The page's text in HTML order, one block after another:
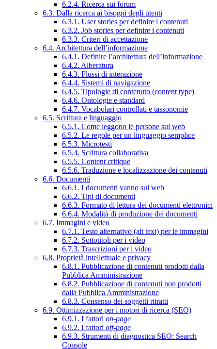
6.2.4. Ricerca sui forum
6.3. Dalla ricerca ai bisogni degli utenti
6.3.1. User stories per definire i contenuti
6.3.2. Job stories per definire i contenuti
6.3.3. Criteri di accettazione
6.4. Architettura dell’informazione
6.4.1. Definire l’architettura dell’informazione
6.4.2. Alberatura
6.4.3. Flussi di interazione
6.4.4. Sistemi di navigazione
6.4.5. Tipologie di contenuto (content type)
6.4.6. Ontologie e standard
6.4.7. Vocabolari controllati e tassonomie
6.5. Scrittura e linguaggio
6.5.1. Come leggono le persone sul web
6.5.2. Le regole per un linguaggio semplice
6.5.3. Microtesti
6.5.4. Scrittura collaborativa
6.5.5. Content critique
6.5.6. Traduzione e localizzazione dei contenuti
6.6. Documenti
6.6.1. I documenti vanno sul web
6.6.2. Tipi di documenti
6.6.3. Formato di lettura dei documenti elettronici
6.6.4. Modalità di produzione dei documenti
6.7. Immagini e video
6.7.1. Testo alternativo (alt text) per le immagini
6.7.2. Sottotitoli per i video
6.7.3. Trascrizioni per i video
6.8. Proprietà intellettuale e privacy
6.8.1. Pubblicazione di contenuti prodotti dalla
Pubblica Amministrazione
6.8.2. Pubblicazione di contenuti non prodotti
dalla Pubblica Amministrazione
6.8.3. Consenso dei soggetti ritratti
6.9. Ottimizzazione per i motori di ricerca (SEO)
6.9.1. I fattori on-page
6.9.2. I fattori off-page
6.9.3. Strumenti di diagnostica SEO: Search
Console